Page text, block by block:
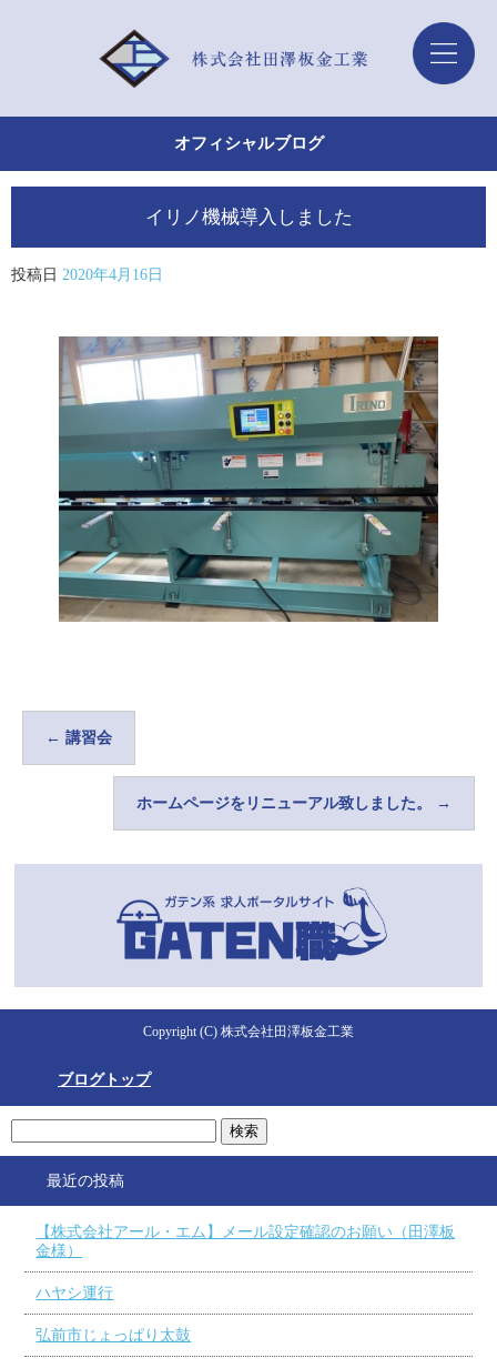
オフィシャルブログ
イリノ機械導入しました
投稿日 2020年4月16日
← 講習会
ホームページをリニューアル致しました。 →
Copyright (C) 株式会社田澤板金工業
ブログトップ
最近の投稿
【株式会社アール・エム】メール設定確認のお願い（田澤板
金様）
ハヤシ運行
弘前市じょっぱり太鼓